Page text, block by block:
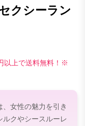
クシーラン
以上で送料無料！※
女性の魅力を引き
クやシースルーレ